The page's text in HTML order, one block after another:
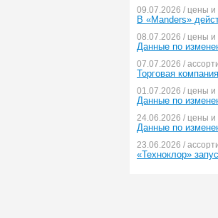
09.07.2026 / цены и
В «Manders»
08.07.2026 / цены и
Данные по
07.07.2026 /
Торговая
01.07.2026 / цены и
Данные по
24.06.2026 / цены и
Данные по
23.06.2026 /
«Техноклор»